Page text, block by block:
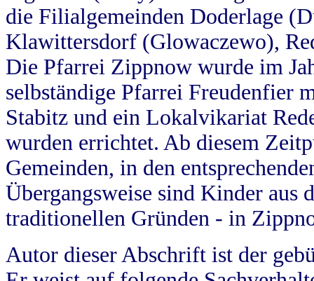
die Filialgemeinden Doderlage
Klawittersdorf (Glowaczewo),
Die Pfarrei Zippnow wurde im
selbständige Pfarrei Freudenfier
Stabitz und ein Lokalvikariat
wurden errichtet. Ab diesem
Gemeinden, in den
Übergangsweise sind Kinder aus
traditionellen Gründen - in
Autor dieser Abschrift ist der